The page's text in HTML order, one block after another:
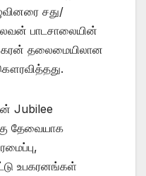
சது/
பாடசாலையின்
தலைமையிலான
Jubilee
தேவையாக
உபகரனங்கள்